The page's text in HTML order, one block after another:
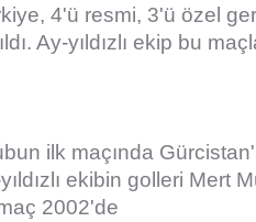
4'ü resmi, 3'ü özel
Ay-yıldızlı ekip bu
ilk maçında
ekibin golleri Mert
2002'de